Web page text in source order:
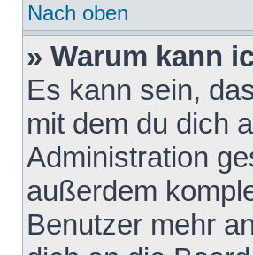
Nach oben
» Warum kann
Es kann sein,
mit dem du dich
Administration
außerdem
Benutzer mehr